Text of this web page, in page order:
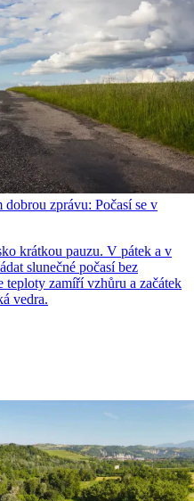
zprávu: Počasí se v
krátkou pauzu. V pátek a v
slunečné počasí bez
teploty zamíří vzhůru a začátek
vedra.